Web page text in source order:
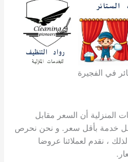
في الفجيرة
المنزلية أن السعر مقابل
خدمة بأقل سعر. و نحن نحرص
، نقدم لعملائنا عروضا